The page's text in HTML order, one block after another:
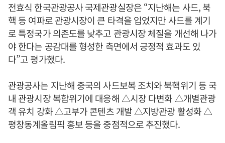
전효식 한국관광공사 국제관광실장은 “지난해는 사드, 북
핵 등 여파로 관광시장이 큰 타격을 입었지만 사드를 계기
로 특정국가 의존도를 낮추고 관광시장 체질을 개선해 나가
야 한다는 공감대를 형성한 측면에서 긍정적 효과도 있
다”고 평가했다.
관광공사는 지난해 중국의 사드보복 조치와 북핵위기 등 국
내 관광시장 복합위기에 대응해 △시장 다변화 △개별관광
객 유치 강화 △고부가 콘텐츠 개발 △지방관광 활성화 △
평창동계올림픽 홍보 등을 중점적으로 추진했다.